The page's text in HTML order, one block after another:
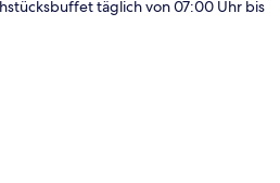
täglich von 07:00 Uhr bis